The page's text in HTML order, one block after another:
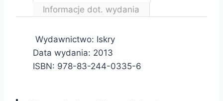
Informacje dot. wydania
Wydawnictwo: Iskry
Data wydania: 2013
ISBN: 978-83-244-0335-6